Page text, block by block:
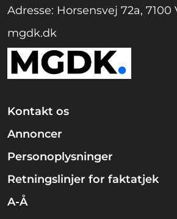
Adresse: Horsensvej 72a, 7100
mgdk.dk
Kontakt os
Annoncer
Personoplysninger
Retningslinjer for faktatjek
A-Å